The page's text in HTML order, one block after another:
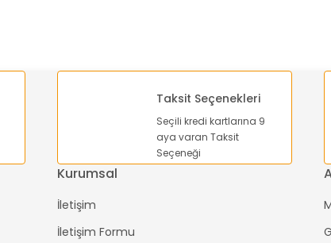
Taksit Seçenekleri
Seçili kredi kartlarına 9
aya varan Taksit
Seçeneği
Kurumsal
İletişim
İletişim Formu